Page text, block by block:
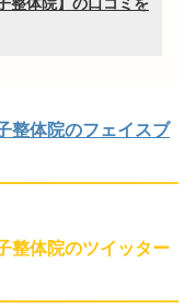
整体院のフェイスブ
整体院のツイッター